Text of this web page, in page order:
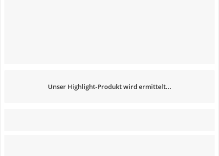
Unser Highlight-Produkt wird ermittelt...